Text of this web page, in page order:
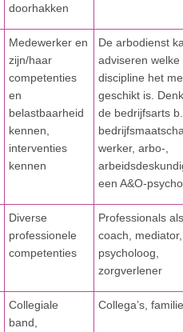
doorhakken
Medewerker en
zijn/haar
competenties
en
belastbaarheid
kennen,
interventies
kennen
De arbodienst
adviseren welke
discipline het
geschikt is.
de bedrijfsarts
werker, arbo-,
een A&O-
Diverse
professionele
competenties
Professionals als
coach, mediator,
psycholoog,
zorgverlener
Collegiale
band,
Collega’s, familie